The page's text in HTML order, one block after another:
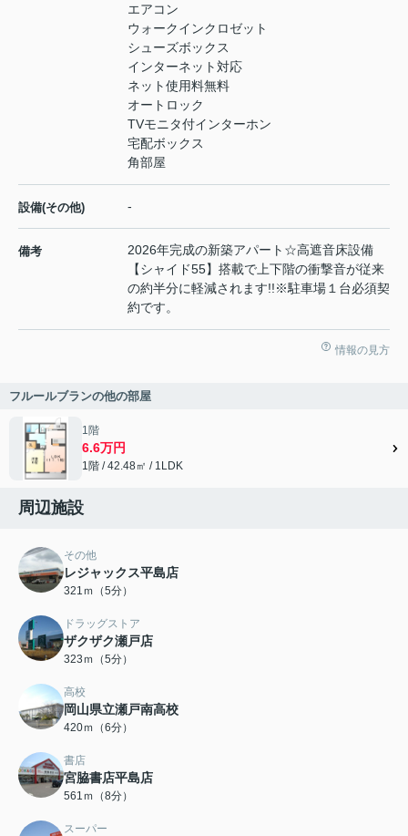
エアコン
ウォークインクロゼット
シューズボックス
インターネット対応
ネット使用料無料
オートロック
TVモニタ付インターホン
宅配ボックス
角部屋
設備(その他) -
備考
2026年完成の新築アパート☆高遮音床設備
【シャイド55】搭載で上下階の衝撃音が従来
の約半分に軽減されます!!※駐車場１台必須契
約です。
情報の見方
フルールブランの他の部屋
1階
6.6万円
1階 / 42.48㎡ / 1LDK
周辺施設
その他
レジャックス平島店
321ｍ（5分）
ドラッグストア
ザクザク瀬戸店
323ｍ（5分）
高校
岡山県立瀬戸南高校
420ｍ（6分）
書店
宮脇書店平島店
561ｍ（8分）
スーパー